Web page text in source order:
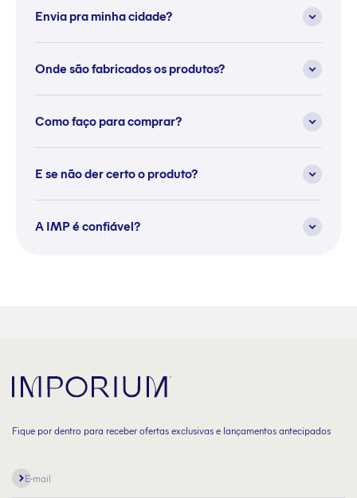
Envia pra minha cidade?
Onde são fabricados os produtos?
Como faço para comprar?
E se não der certo o produto?
A IMP é confiável?
Fique por dentro para receber ofertas exclusivas e lançamentos antecipados
E-mail
Assinar